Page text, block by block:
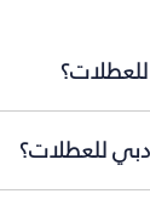
للعطلات؟